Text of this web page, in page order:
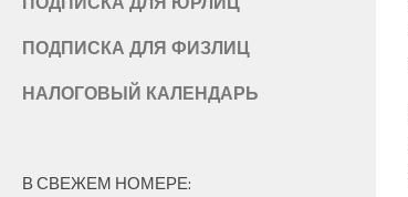
ПОДПИСКА ДЛЯ ФИЗЛИЦ
НАЛОГОВЫЙ КАЛЕНДАРЬ
В СВЕЖЕМ НОМЕРЕ: